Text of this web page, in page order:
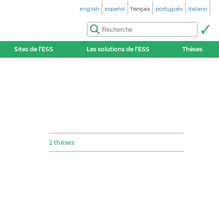
english español français português italiano
Sites de l’ESS Les solutions de l’ESS Thèses
2 thèses